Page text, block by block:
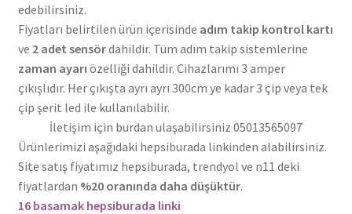
edebilirsiniz.
Fiyatları belirtilen ürün içerisinde adım takip kontrol kartı
ve 2 adet sensördahildir. Tüm adım takip sistemlerine
zaman ayarı özelliği dahildir. Cihazlarımı 3 amper
çıkışlıdır. Her çıkışta ayrı ayrı 300cm ye kadar 3 çip veya tek
çip şerit led ile kullanılabilir.
İletişim için burdan ulaşabilirsiniz 05013565097
Ürünlerimizi aşağıdaki hepsiburada linkinden alabilirsiniz.
Site satış fiyatımız hepsiburada, trendyol ve n11 deki
fiyatlardan %20 oranında daha düşüktür.
16 basamak hepsiburada linki